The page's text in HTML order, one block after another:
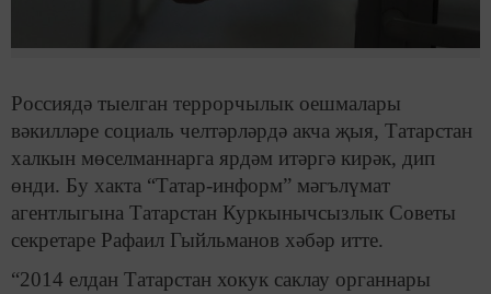
Россиядә тыелган террорчылык оешмалары
вәкилләре социаль челтәрләрдә акча җыя, Татарстан
халкын мөселманнарга ярдәм итәргә кирәк, дип
өнди. Бу хакта “Татар-информ” мәгълүмат
агентлыгына Татарстан Куркынычсызлык Советы
секретаре Рафаил Гыйльманов хәбәр итте.
“2014 елдан Татарстан хокук саклау органнары